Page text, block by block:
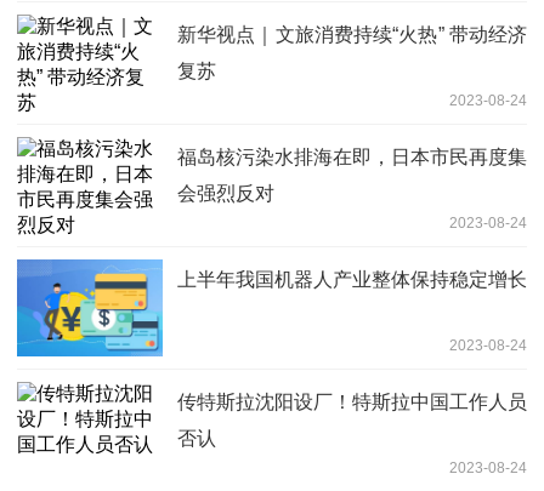
新华视点｜文旅消费持续“火热” 带动经济
复苏
2023-08-24
福岛核污染水排海在即，日本市民再度集
会强烈反对
2023-08-24
上半年我国机器人产业整体保持稳定增长
2023-08-24
传特斯拉沈阳设厂！特斯拉中国工作人员
否认
2023-08-24